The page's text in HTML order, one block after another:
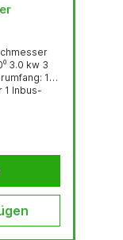
3.0 kw 3
1 Inbus-